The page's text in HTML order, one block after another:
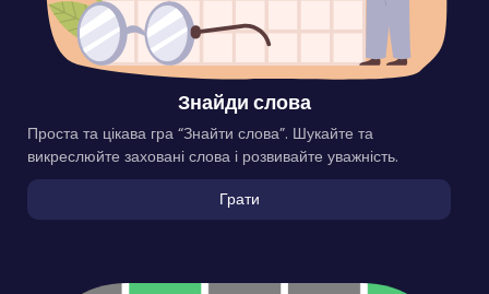
Знайди слова
Проста та цікава гра “Знайти слова”. Шукайте та
викреслюйте заховані слова і розвивайте уважність.
Грати